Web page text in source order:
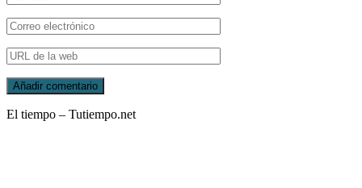
El tiempo – Tutiempo.net